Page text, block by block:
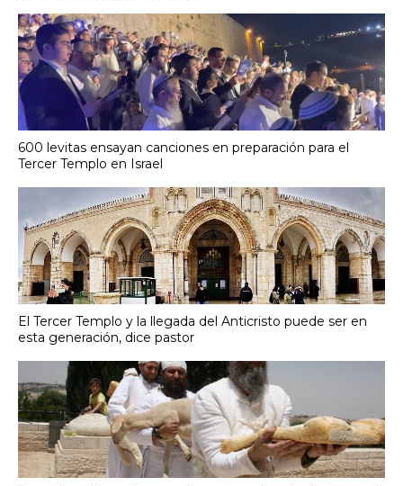
600 levitas ensayan canciones en preparación para el
Tercer Templo en Israel
El Tercer Templo y la llegada del Anticristo puede ser en
esta generación, dice pastor